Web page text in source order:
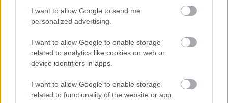
I want to allow Google to send me
personalized advertising.
I want to allow Google to enable storage
related to analytics like cookies on web or
device identifiers in apps.
I want to allow Google to enable storage
related to functionality of the website or app.
წინა პლანზე, კომპაქტური შავი წყლის ტუმბო
ნაწილობრივ არხის კიდეზე დგას. მოქნილი
წყლის გამჭვირვალე ნაკადს არხში აბრუნებს.
წყალი შლანგიდან შეუფერხებლად მოედინება,
ქმნის პატარა რკალს, სანამ ქვემოთ მდებარე
ტალღებსა და მბზინავ ელფერს წარმოქმნის იქ,
სადაც მზის სხივები მოძრავ ზედაპირს იჭერს.